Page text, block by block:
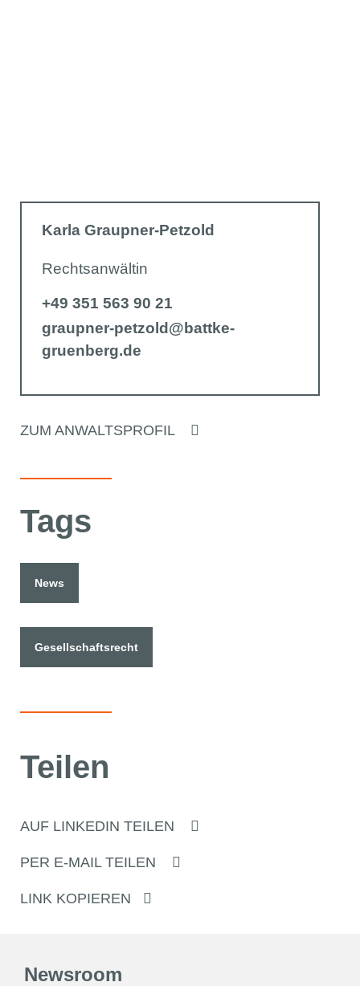
Karla Graupner-Petzold
Rechtsanwältin
+49 351 563 90 21
graupner-petzold@battke-
gruenberg.de
ZUM ANWALTSPROFIL
Tags
News
Gesellschaftsrecht
Teilen
AUF LINKEDIN TEILEN
PER E-MAIL TEILEN
LINK KOPIEREN
Newsroom